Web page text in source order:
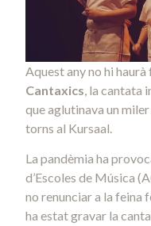
Aquest any no hi
Cantaxics , la cantata
que aglutinava un miler
torns al Kursaal.
La pandèmia ha
d’Escoles de Música
no renunciar a la feina
ha estat gravar la